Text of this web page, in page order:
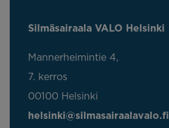
Silmäsairaala VALO Helsinki
Mannerheimintie 4,
7. kerros
00100 Helsinki
helsinki@silmasairaalavalo.fi